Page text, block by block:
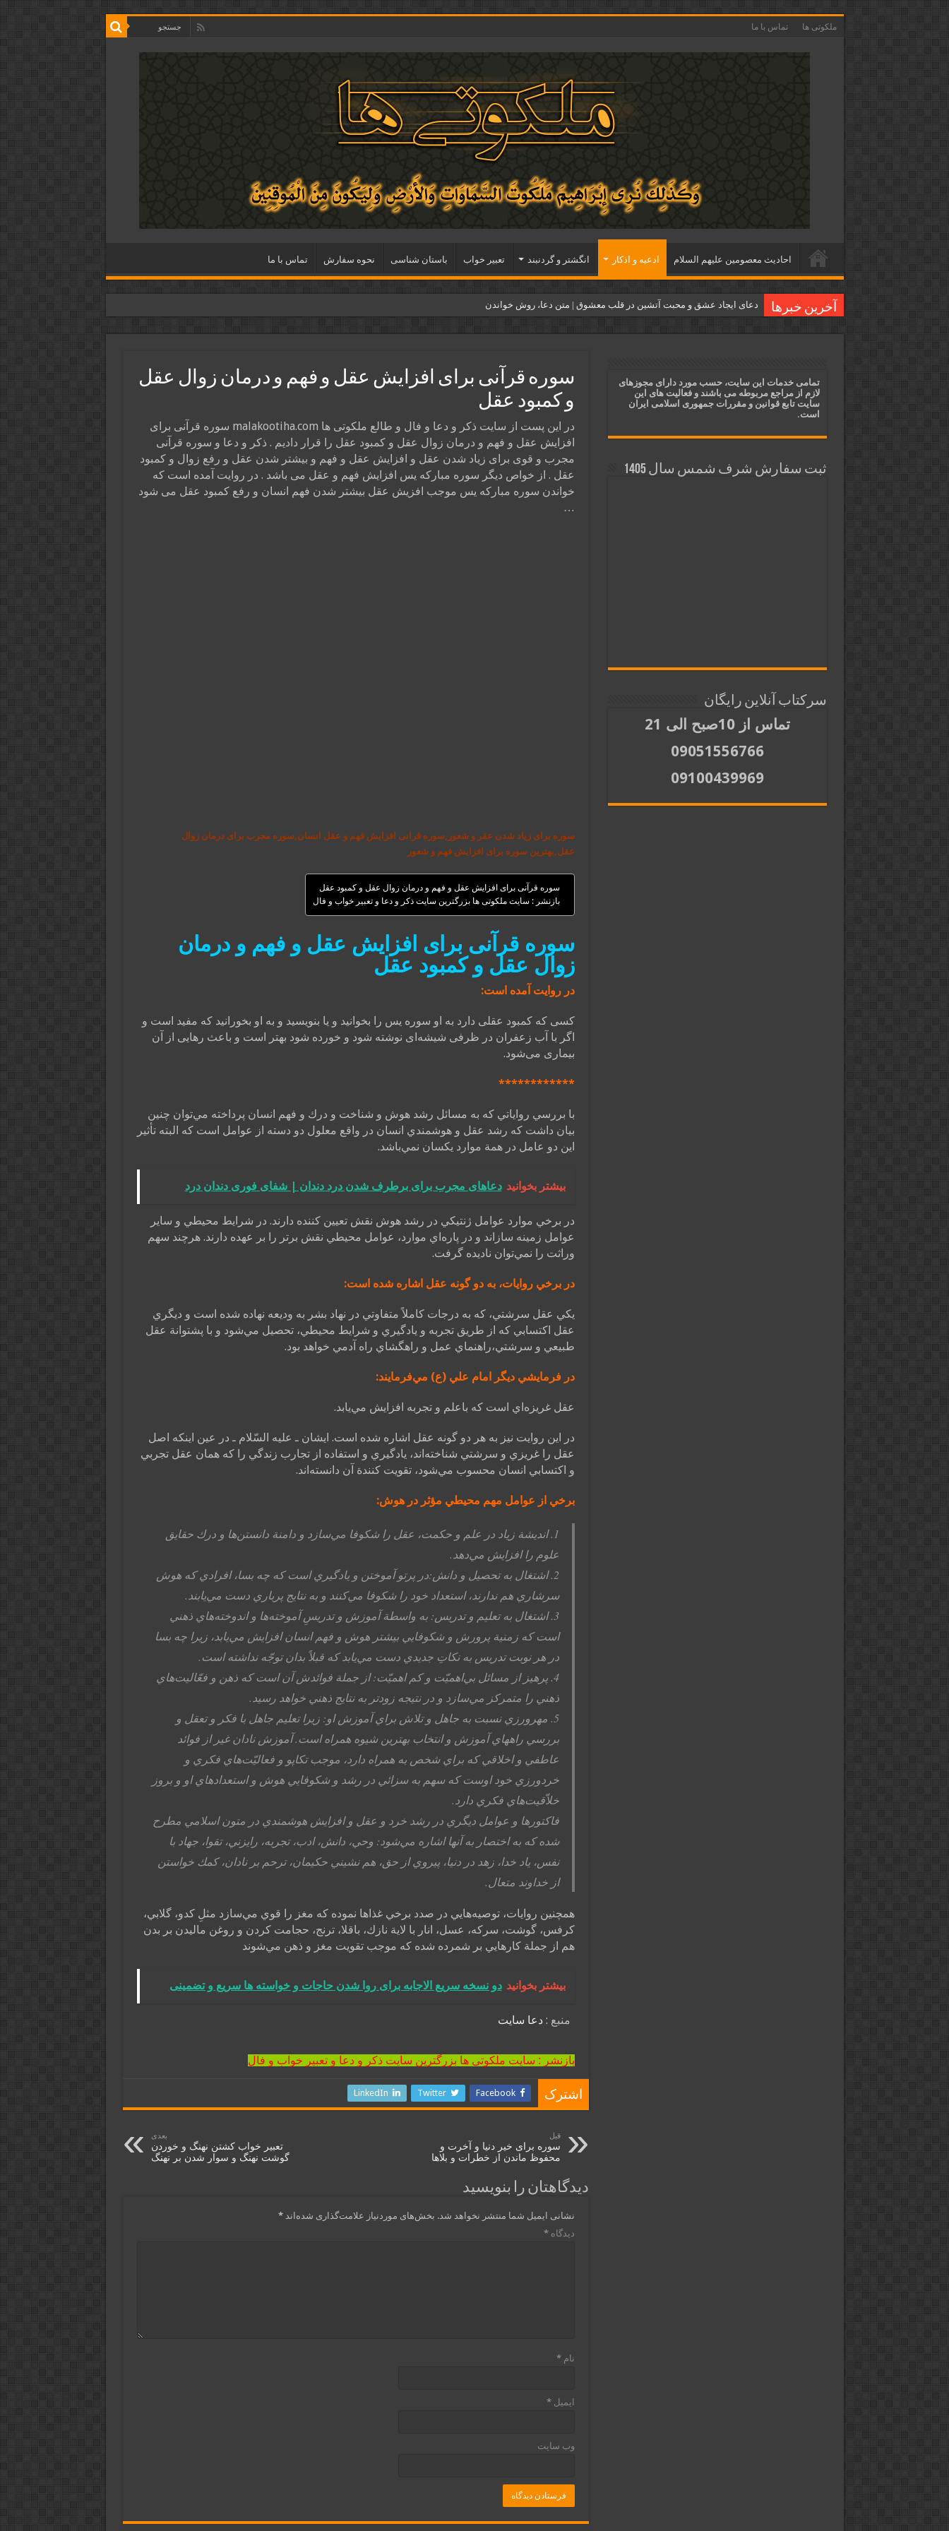
ملکوتی ها تماس با ما
احاديث معصومين عليهم السلام ادعيه و اذكار انگشتر و گردنبند تعبیر خواب باستان شناسی نحوه سفارش تماس با ما
آخرین خبرها دعای ایجاد عشق و محبت آتشین در قلب معشوق | متن دعا، روش خواندن
قویترین ذکر استجابت دعا و حاجت روایی | ذکر اسماء الحسنی برآورده شدن حاجت
دعای افزایش رزق و روزی و ثروتمند شدن | متن دعا و اذکار مجرب
سوره قرآنی برای افزایش عقل و فهم و درمان زوال عقل
و کمبود عقل
در این پست از سایت ذکر و دعا و فال و طالع ملکوتی ها malakootiha.com سوره قرآنی برای
افزایش عقل و فهم و درمان زوال عقل و کمبود عقل را قرار دادیم . ذکر و دعا و سوره قرآنی
مجرب و قوی برای زیاد شدن عقل و افزایش عقل و فهم و بیشتر شدن عقل و رفع زوال و کمبود
عقل . از خواص دیگر سوره مبارکه یس افزایش فهم و عقل می باشد . در روایت آمده است که
خواندن سوره مبارکه یس موجب افزیش عقل بیشتر شدن فهم انسان و رفع کمبود عقل می شود
…
سوره برای زیاد شدن عقر و شعور,سوره قرانی افزایش فهم و عقل انسان,سوره مجرب برای درمان زوال
عقل,بهترین سوره برای افزایش فهم و شعور
سوره قرآنی برای افزایش عقل و فهم و درمان زوال عقل و کمبود عقل
بازنشر : سایت ملکوتی ها بزرگترین سایت ذکر و دعا و تعبیر خواب و فال
سوره قرآنی برای افزایش عقل و فهم و درمان
زوال عقل و کمبود عقل
در روایت آمده است:
کسی که کمبود عقلی دارد به او سوره یس را بخوانید و یا بنویسید و به او بخورانید که مفید است و
اگر با آب زعفران در ظرفی شیشه‌ای نوشته شود و خورده شود بهتر است و باعث رهایی از آن
بیماری می‌شود.
************
با بررسي رواياتي كه به مسائل رشد هوش و شناخت و درك و فهم انسان پرداخته مي‌توان چنين
بيان داشت كه رشد عقل و هوشمندي انسان در واقع معلول دو دسته از عوامل است كه البته تأثير
اين دو عامل در همة موارد يكسان نمي‌باشد.
بیشتر بخوانید دعاهای مجرب برای برطرف شدن درد دندان | شفای فوری دندان درد
در برخي موارد عوامل ژنتيكي در رشد هوش نقش تعيين كننده دارند. در شرايط محيطي و ساير
عوامل زمينه سازاند و در پاره‌اي موارد، عوامل محيطي نقش برتر را بر عهده دارند. هرچند سهم
وراثت را نمي‌توان ناديده گرفت.
در برخي روايات، به دو گونه عقل اشاره شده است:
يكي عقل سرشتي، كه به درجات كاملاً متفاوتي در نهاد بشر به وديعه نهاده شده است و ديگري
عقل اكتسابي كه از طريق تجربه و يادگيري و شرايط محيطي، تحصيل مي‌شود و با پشتوانة عقل
طبيعي و سرشتي،راهنماي عمل و راهگشاي راه آدمي خواهد بود.
در فرمايشي ديگر امام علي (ع) مي‌فرمايند:
عقل غريزه‌اي است كه باعلم و تجربه افزايش مي‌يابد.
در اين روايت نيز به هر دو گونه عقل اشاره شده است. ايشان ـ عليه السّلام ـ در عين اينكه اصل
عقل را غريزي و سرشتي شناخته‌اند، يادگيري و استفاده از تجارب زندگي را كه همان عقل تجربي
و اكتسابي انسان محسوب مي‌شود، تقويت كنندة آن دانسته‌اند.
برخي از عوامل مهم محيطي مؤثر در هوش:
1. انديشة زياد در علم و حكمت، عقل را شكوفا مي‌سازد و دامنة دانستن‌ها و درك حقايق
علوم را افزايش مي‌دهد.
2. اشتغال به تحصيل و دانش:در پرتو آموختن و يادگيري است كه چه بسا، افرادي كه هوش
سرشاري هم ندارند، استعداد خود را شكوفا مي‌كنند و به نتايج پرباري دست مي‌يابند.
3. اشتغال به تعليم و تدريس: به واسطة آموزش و تدريسِ آموخته‌ها و اندوخته‌هاي ذهني
است كه زمنية پرورش و شكوفايي بيشتر هوش و فهم انسان افزايش مي‌يابد، زيرا چه بسا
در هر نوبت تدريس به نكاتِ جديدي دست مي‌يابد كه قبلاً بدان توجّه نداشته است.
4. پرهيز از مسائل بي‌اهميّت و كم اهميّت: از جملة فوائدش آن است كه ذهن و فعّاليت‌هاي
ذهني را متمركز مي‌سازد و در نتيجه زودتر به نتايج ذهني خواهد رسيد.
5. مهرورزي نسبت به جاهل و تلاش براي آموزش او: زيرا تعليم جاهل با فكر و تعقل و
بررسي راههاي آموزش و انتخاب بهترين شيوه همراه است. آموزش نادان غير از فوائد
عاطفي و اخلاقي كه براي شخص به همراه دارد، موجب تكاپو و فعاليّت‌هاي فكري و
خردورزي خود اوست كه سهم به سزائي در رشد و شكوفايي هوش و استعدادهاي او و بروز
خلاّقيت‌هاي فكري دارد.
فاكتورها و عوامل ديگري در رشد خرد و عقل و افزايش هوشمندي در متون اسلامي مطرح
شده كه به اختصار به آنها اشاره مي‌شود: وحي، دانش، ادب، تجربه، رايزني، تقوا، جهاد با
نفس، ياد خدا، زهد در دنيا، پيروي از حق، هم نشيني حكيمان، ترحم بر نادان، كمك خواستن
از خداوند متعال.
همچنين روايات، توصيه‌هايي در صدد برخي غذاها نموده كه مغز را قوي مي‌سازد مثلِ كدو، گلابي،
كرفس، گوشت، سركه، عسل، انار با لاية نازك، باقلا، ترنج، حجامت كردن و روغن ماليدن بر بدن
هم از جملة كارهايي بر شمرده شده كه موجب تقويت مغز و ذهن مي‌شوند
بیشتر بخوانید دو نسخه سریع الاجابه برای روا شدن حاجات و خواسته ها سریع و تضمینی
منبع :دعا سایت
بازنشر : سایت ملکوتی ها بزرگترین سایت ذکر و دعا و تعبیر خواب و فال
اشترک Facebook
Twitter
LinkedIn
قبل
سوره برای خیر دنیا و آخرت و
محفوظ ماندن از خطرات و بلاها
بعدی
تعبیر خواب کشتن نهنگ و خوردن
گوشت نهنگ و سوار شدن بر نهنگ
دیدگاهتان را بنویسید
نشانی ایمیل شما منتشر نخواهد شد. بخش‌های موردنیاز علامت‌گذاری شده‌اند*
دیدگاه*
نام*
ایمیل*
وب‌ سایت
تمامی خدمات این سایت، حسب مورد دارای مجوزهای
لازم از مراجع مربوطه می باشند و فعالیت های این
سایت تابع قوانین و مقررات جمهوری اسلامی ایران
است.
ثبت سفارش شرف شمس سال 1405
سرکتاب آنلاین رایگان
تماس از 10صبح الی 21
09051556766
09100439969